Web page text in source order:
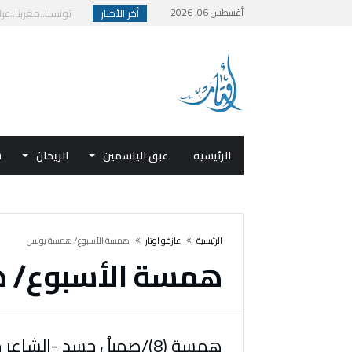
أغسطس 06, 2026 أخر الأخبار
الرئيسية عبق الياسمين الريحان
‫الرئيسية‬ عازفو اوتار همسة الأسبوع/ همسة يونس
همسة